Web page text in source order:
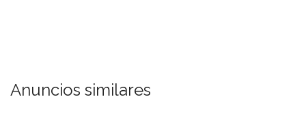
Anuncios similares